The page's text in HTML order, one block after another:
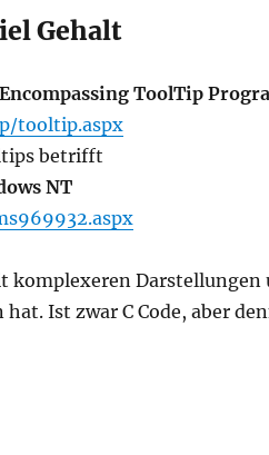
Gehalt
ToolTip
tooltip.aspx
betrifft
NT
Darstellungen
Ist zwar C Code, aber